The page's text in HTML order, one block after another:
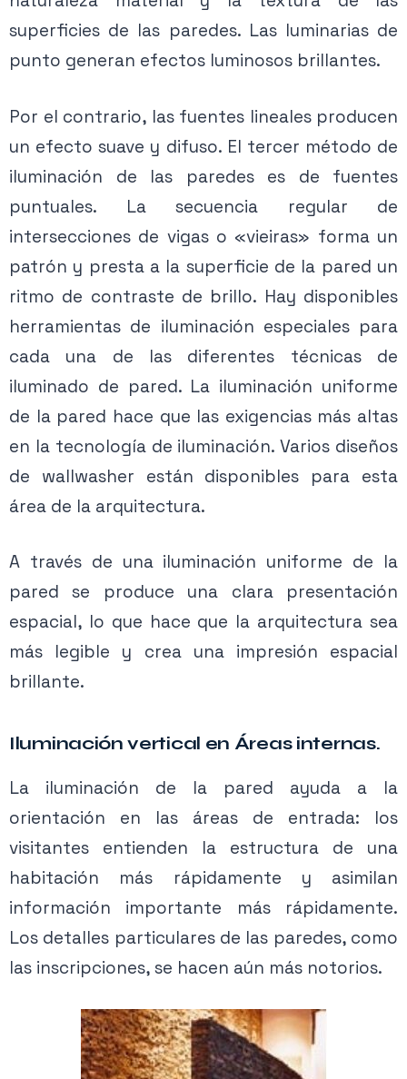
superficies de las paredes. Las luminarias de
punto generan efectos luminosos brillantes.
Por el contrario, las fuentes lineales producen
un efecto suave y difuso. El tercer método de
iluminación de las paredes es de fuentes
puntuales. La secuencia regular de
intersecciones de vigas o «vieiras» forma un
patrón y presta a la superficie de la pared un
ritmo de contraste de brillo. Hay disponibles
herramientas de iluminación especiales para
cada una de las diferentes técnicas de
iluminado de pared. La iluminación uniforme
de la pared hace que las exigencias más altas
en la tecnología de iluminación. Varios diseños
de wallwasher están disponibles para esta
área de la arquitectura.
A través de una iluminación uniforme de la
pared se produce una clara presentación
espacial, lo que hace que la arquitectura sea
más legible y crea una impresión espacial
brillante.
Iluminación vertical en Áreas internas.
La iluminación de la pared ayuda a la
orientación en las áreas de entrada: los
visitantes entienden la estructura de una
habitación más rápidamente y asimilan
información importante más rápidamente.
Los detalles particulares de las paredes, como
las inscripciones, se hacen aún más notorios.